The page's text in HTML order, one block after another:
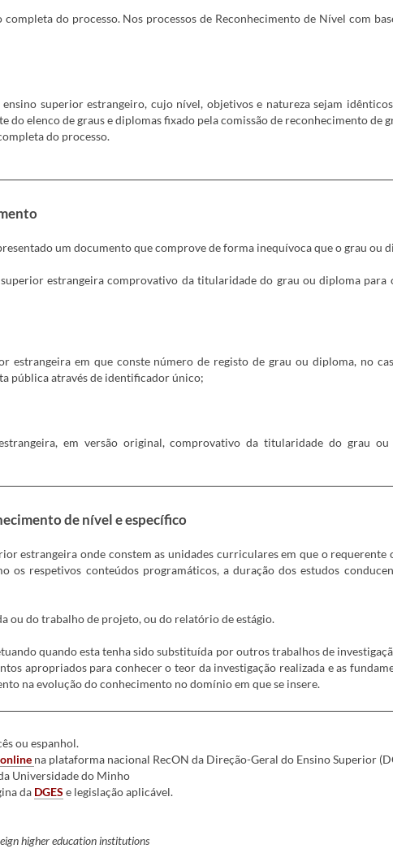
do processo. Nos processos de Reconhecimento de Nível com
superior estrangeiro, cujo nível, objetivos e natureza sejam
elenco de graus e diplomas fixado pela comissão de reconhecimento de
do processo.
um documento que comprove de forma inequívoca que o grau
estrangeira comprovativo da titularidade do grau ou diploma para
em que conste número de registo de grau ou diploma, no
pública através de identificador único;
em versão original, comprovativo da titularidade do grau
de nível e específico
estrangeira onde constem as unidades curriculares em que o requerente
respetivos conteúdos programáticos, a duração dos estudos
ou do trabalho de projeto, ou do relatório de estágio.
quando esta tenha sido substituída por outros trabalhos de
apropriados para conhecer o teor da investigação realizada e as
na evolução do conhecimento no domínio em que se insere.
ou espanhol.
na plataforma nacional RecON da Direção-Geral do Ensino Superior
Universidade do Minho
da DGES e legislação aplicável.
higher education institutions